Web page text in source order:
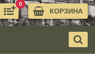
КОРЗИНА
0